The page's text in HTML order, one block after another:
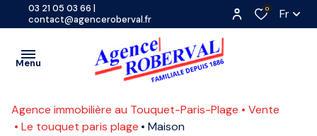
03 21 05 03 66 |
contact@agenceroberval.fr
0 Fr
Menu
VENTES
Agence immobilière au Touquet-Paris-Plage
Vente
Le touquet paris plage
Maison